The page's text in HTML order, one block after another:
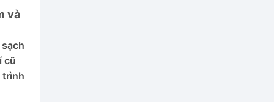
và
cũ
trình